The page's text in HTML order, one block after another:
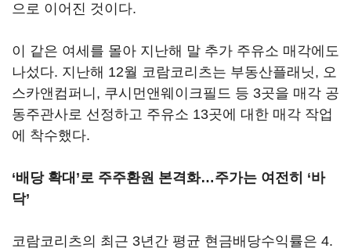
으로 이어진 것이다.
이 같은 여세를 몰아 지난해 말 추가 주유소 매각에도
나섰다. 지난해 12월 코람코리츠는 부동산플래닛, 오
스카앤컴퍼니, 쿠시먼앤웨이크필드 등 3곳을 매각 공
동주관사로 선정하고 주유소 13곳에 대한 매각 작업
에 착수했다.
‘배당 확대’로 주주환원 본격화…주가는 여전히 ‘바
닥’
코람코리츠의 최근 3년간 평균 현금배당수익률은 4.